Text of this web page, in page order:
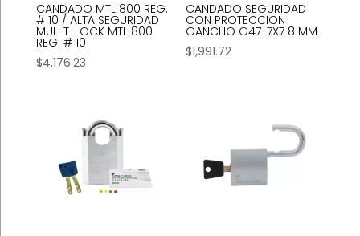
CANDADO MTL 800 REG.
# 10 / ALTA SEGURIDAD
MUL-T-LOCK MTL 800
REG. # 10
$4,176.23
CANDADO SEGURIDAD
CON PROTECCION
GANCHO G47-7X7 8 MM
$1,991.72